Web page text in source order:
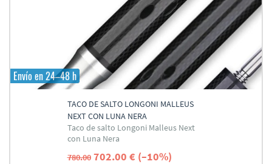
Envío en 24–48 h
TACO DE SALTO LONGONI MALLEUS
NEXT CON LUNA NERA
Taco de salto Longoni Malleus Next
con Luna Nera
780.00 702.00 € (–10%)